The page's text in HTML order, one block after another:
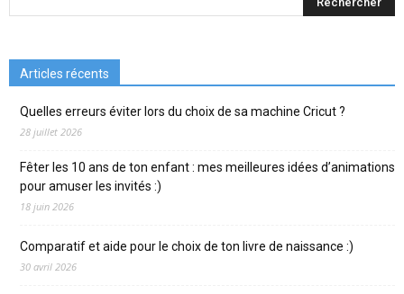
Articles récents
Quelles erreurs éviter lors du choix de sa machine Cricut ?
28 juillet 2026
Fêter les 10 ans de ton enfant : mes meilleures idées d’animations
pour amuser les invités :)
18 juin 2026
Comparatif et aide pour le choix de ton livre de naissance :)
30 avril 2026